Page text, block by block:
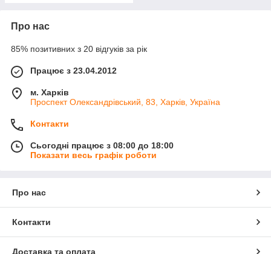
Про нас
85% позитивних з 20 відгуків за рік
Працює з 23.04.2012
м. Харків
Проспект Олександрівський, 83, Харків, Україна
Контакти
Сьогодні працює з 08:00 до 18:00
Показати весь графік роботи
Про нас
Контакти
Доставка та оплата